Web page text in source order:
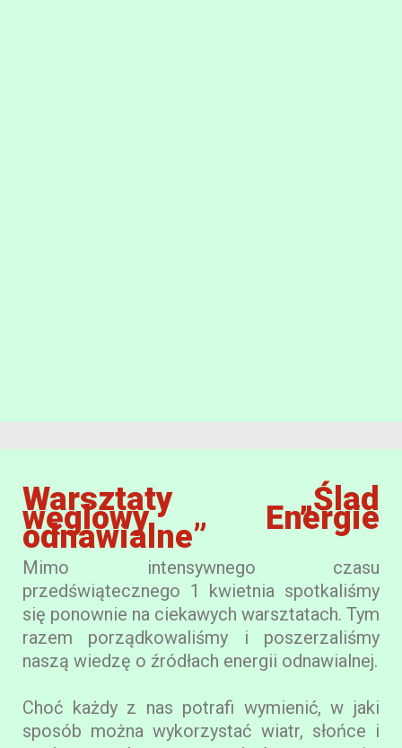
Warsztaty „Ślad
węglowy. Energie
odnawialne”
Mimo intensywnego czasu
przedświątecznego 1 kwietnia spotkaliśmy
się ponownie na ciekawych warsztatach. Tym
razem porządkowaliśmy i poszerzaliśmy
naszą wiedzę o źródłach energii odnawialnej.
Choć każdy z nas potrafi wymienić, w jaki
sposób można wykorzystać wiatr, słońce i